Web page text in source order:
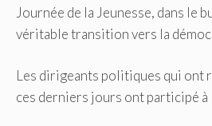
Journée de la Jeunesse, dans le
véritable transition vers la
Les dirigeants politiques qui ont
ces derniers jours ont participé